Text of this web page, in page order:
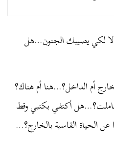
لكي يصيبك الجنون…هل
أم الداخل؟…هنا أم هناك؟
أكتفي بكتبي وقط
الحياة القاسية بالخارج؟…